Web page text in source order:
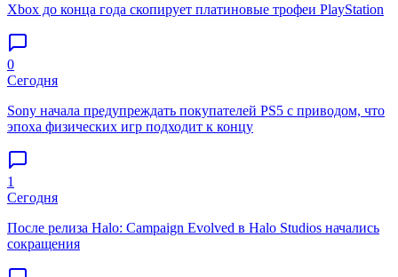
Xbox до конца года скопирует платиновые трофеи PlayStation
0
Сегодня
Sony начала предупреждать покупателей PS5 с приводом, что
эпоха физических игр подходит к концу
1
Сегодня
После релиза Halo: Campaign Evolved в Halo Studios начались
сокращения